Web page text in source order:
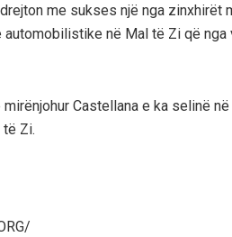
me sukses një nga
automobilistike në Mal të Zi që nga
mirënjohur Castellana e ka selinë
të Zi.